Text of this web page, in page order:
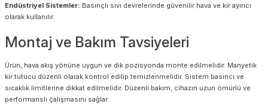
Endüstriyel Sistemler: Basınçlı sıvı devrelerinde güvenilir hava ve kir ayırıcı
olarak kullanılır.
Montaj ve Bakım Tavsiyeleri
Ürün, hava akış yönüne uygun ve dik pozisyonda monte edilmelidir. Manyetik
kir tutucu düzenli olarak kontrol edilip temizlenmelidir. Sistem basıncı ve
sıcaklık limitlerine dikkat edilmelidir. Düzenli bakım, cihazın uzun ömürlü ve
performanslı çalışmasını sağlar.